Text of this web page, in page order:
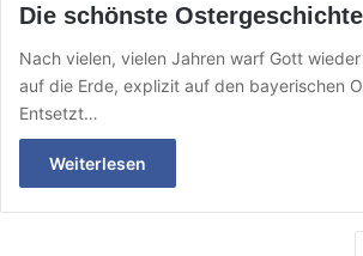
Die schönste
Nach vielen, vielen Jahren warf Gott
auf die Erde, explizit auf den bayerischen
Entsetzt…
Weiterlesen